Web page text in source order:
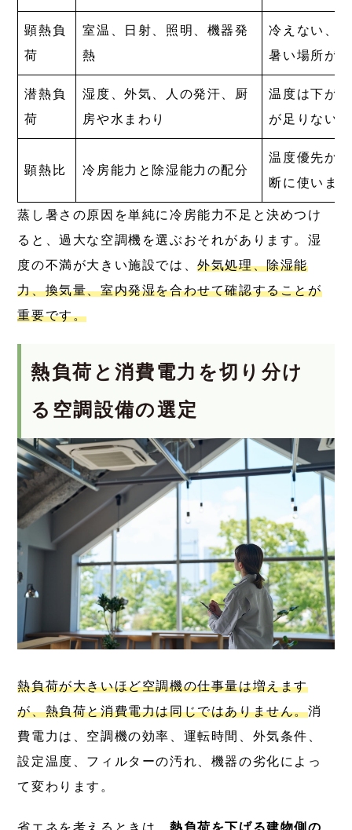
顕熱負
荷
室温、日射、照明、機器発
熱
冷えない、
暑い場所が
潜熱負
荷
湿度、外気、人の発汗、厨
房や水まわり
温度は下が
が足りない
顕熱比 冷房能力と除湿能力の配分
温度優先か
断に使いま
蒸し暑さの原因を単純に冷房能力不足と決めつけ
ると、過大な空調機を選ぶおそれがあります。湿
度の不満が大きい施設では、外気処理、除湿能
力、換気量、室内発湿を合わせて確認することが
重要です。
熱負荷と消費電力を切り分け
る空調設備の選定
熱負荷が大きいほど空調機の仕事量は増えます
が、熱負荷と消費電力は同じではありません。消
費電力は、空調機の効率、運転時間、外気条件、
設定温度、フィルターの汚れ、機器の劣化によっ
て変わります。